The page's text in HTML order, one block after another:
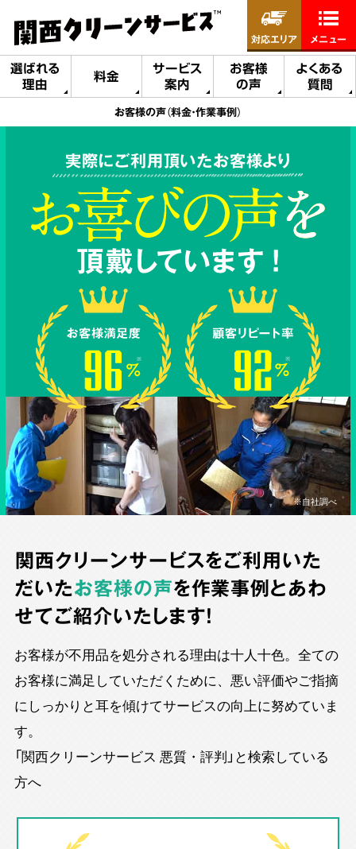
選ばれる
理由
料金
サービス
案内
お客様
の声
よくある
質問
対応エリア メニュー
お客様の声（料金・作業事例）
実際にご利用頂いたお客様より
※自社調べ
関西クリーンサービスをご利用いた
だいたお客様の声を作業事例とあわ
せてご紹介いたします！
お客様が不用品を処分される理由は十人十色。全ての
お客様に満足していただくために、悪い評価やご指摘
にしっかりと耳を傾けてサービスの向上に努めていま
す。
「関西クリーンサービス 悪質・評判」と検索している
方へ